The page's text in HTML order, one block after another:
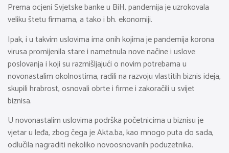
Prema ocjeni Svjetske banke u BiH, pandemija je uzrokovala
veliku štetu firmama, a tako i bh. ekonomiji.
Ipak, i u takvim uslovima ima onih kojima je pandemija korona
virusa promijenila stare i nametnula nove načine i uslove
poslovanja i koji su razmišljajući o novim potrebama u
novonastalim okolnostima, radili na razvoju vlastitih biznis ideja,
skupili hrabrost, osnovali obrte i firme i zakoračili u svijet
biznisa.
U novonastalim uslovima podrška početnicima u biznisu je
vjetar u leđa, zbog čega je Akta.ba, kao mnogo puta do sada,
odlučila nagraditi nekoliko novoosnovanih poduzetnika.